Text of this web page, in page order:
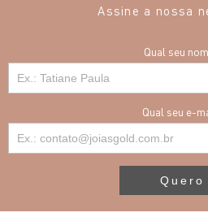
Assine a nossa
Qual seu
Qual seu e-
Quero